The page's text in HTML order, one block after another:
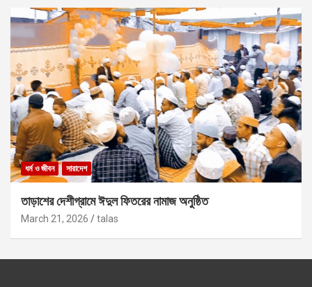
ধর্ম ও জীবন সারাদেশ
তাড়াশের দেশীগ্রামে ঈদুল ফিতরের নামাজ অনুষ্ঠিত
March 21, 2026 talas